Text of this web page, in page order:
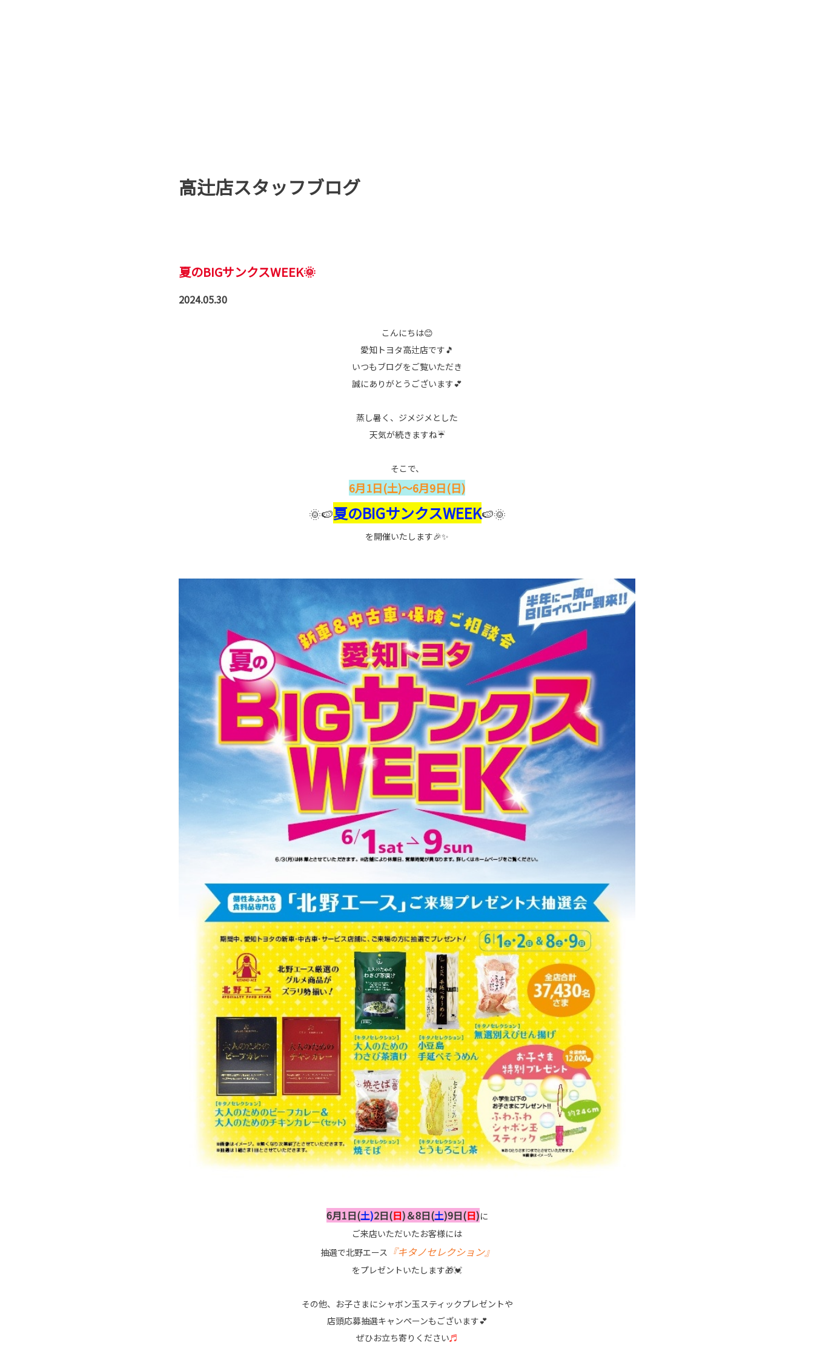
高辻店スタッフブログ
夏のBIGサンクスWEEK🌞
2024.05.30
こんにちは😊
愛知トヨタ高辻店です🎵
いつもブログをご覧いただき
誠にありがとうございます💕
蒸し暑く、ジメジメとした
天気が続きますね☔
そこで、
6月1日(土)～6月9日(日)
🌞🍉夏のBIGサンクスWEEK🍉🌞
を開催いたします🎉✨
6月1日(土)2日(日)＆8日(土)9日(日)に
ご来店いただいたお客様には
抽選で北野エース 『キタノセレクション』
をプレゼントいたします🎁💓
その他、お子さまにシャボン玉スティックプレゼントや
店頭応募抽選キャンペーンもございます💕
ぜひお立ち寄りください♬